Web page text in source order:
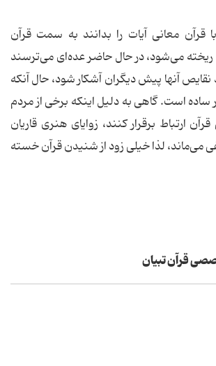
قرآن معانی آیات را بدانند به سمت قرآن
ریخته می‌شود، در حال حاضر عده‌ای می‌ترسند
نقایص آنها پیش دیگران آشکار ‌شود، حال آنکه
ساده است. گاهی به دلیل اینکه برخی از مردم
ارتباط برقرار کنند، زوایای هنری قاریان
می‌ماند، لذا خیلی زود از شنیدن قرآن خسته
قرآن تبیان